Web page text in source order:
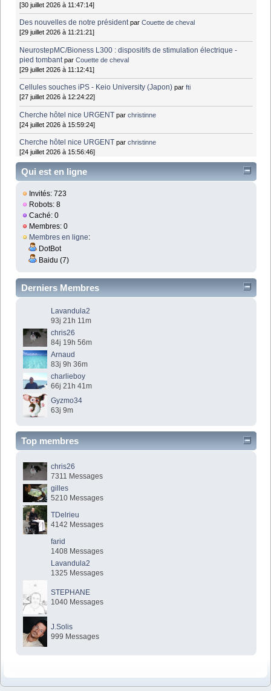
[30 juillet 2026 à 11:47:14]
Des nouvelles de notre président parCouette de cheval
[29 juillet 2026 à 11:21:21]
NeurostepMC/Bioness L300 : dispositifs de stimulation électrique -
pied tombant parCouette de cheval
[29 juillet 2026 à 11:12:41]
Cellules souches iPS - Keio University (Japon) parfti
[27 juillet 2026 à 12:24:22]
Cherche hôtel nice URGENT parchristinne
[24 juillet 2026 à 15:59:24]
Cherche hôtel nice URGENT parchristinne
[24 juillet 2026 à 15:56:46]
Qui est en ligne
Invités: 723
Robots: 8
Caché: 0
Membres: 0
Membres en ligne:
DotBot
Baidu (7)
Derniers Membres
Lavandula2
93j 21h 11m
chris26
84j 19h 56m
Arnaud
83j 9h 36m
charlieboy
66j 21h 41m
Gyzmo34
63j 9m
Top membres
chris26
7311 Messages
gilles
5210 Messages
TDelrieu
4142 Messages
farid
1408 Messages
Lavandula2
1325 Messages
STEPHANE
1040 Messages
J.Solis
999 Messages